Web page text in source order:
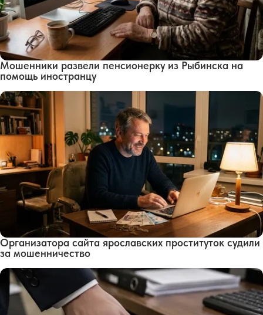
Мошенники развели пенсионерку из Рыбинска на
помощь иностранцу
Организатора сайта ярославских проституток судили
за мошенничество